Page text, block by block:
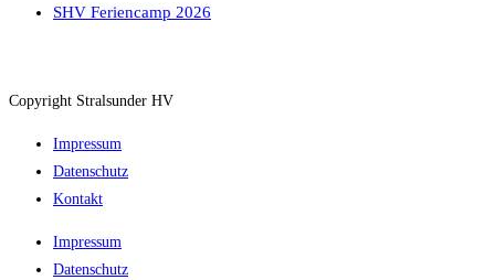
SHV Feriencamp 2026
Copyright Stralsunder HV
Impressum
Datenschutz
Kontakt
Impressum
Datenschutz